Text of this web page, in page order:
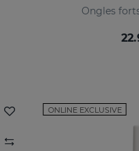
Ongles
ONLINE EXCLUSIVE